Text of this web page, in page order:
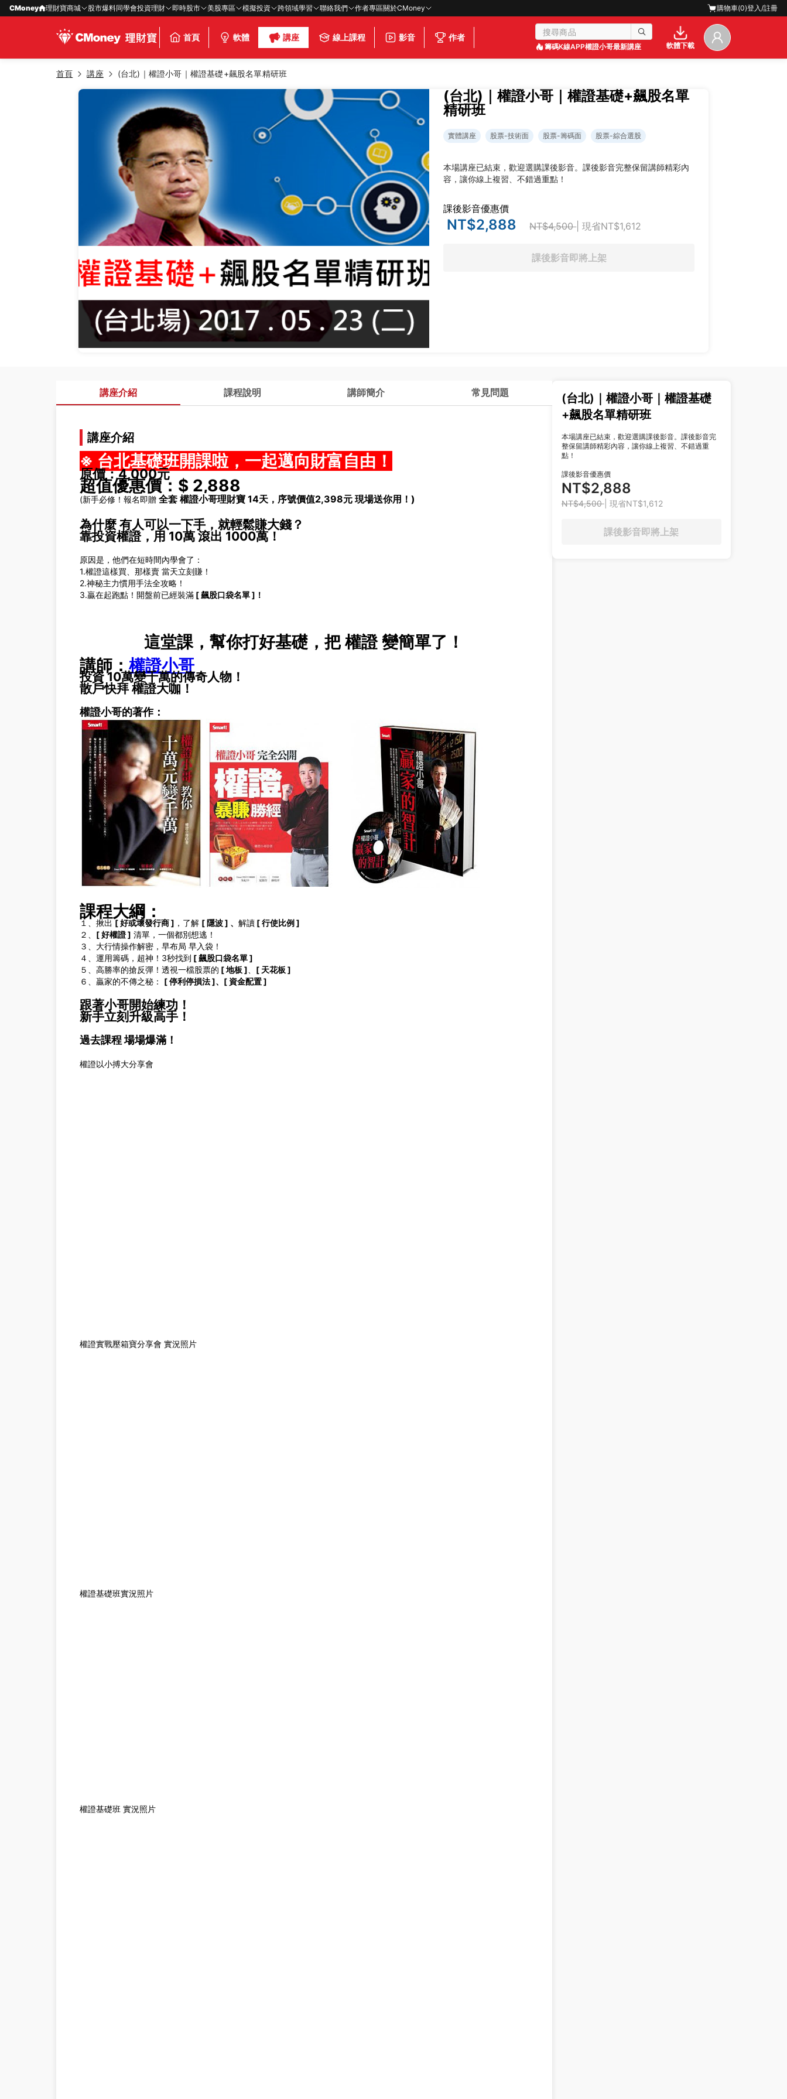
CMoney 理財寶商城 股市爆料同學會投資理財 即時股市 美股專區 模擬投資 跨領域學習 聯絡我們 作者專區關於CMoney 購物車(0)登入/註冊
首頁 軟體 講座 線上課程 影音 作者
籌碼K線APP權證小哥最新講座 軟體下載
首頁 講座 (台北)｜權證小哥｜權證基礎+飆股名單精研班
(台北)｜權證小哥｜權證基礎+飆股名單
精研班
實體講座 股票-技術面 股票-籌碼面 股票-綜合選股
本場講座已結束，歡迎選購課後影音。課後影音完整保留講師精彩內
容，讓你線上複習、不錯過重點！
課後影音優惠價
NT$2,888 NT$4,500| 現省NT$1,612
課後影音即將上架
講座介紹 課程說明 講師簡介 常見問題
講座介紹
※ 台北基礎班開課啦，一起邁向財富自由！
原價：4,000元
超值優惠價：$ 2,888
(新手必修！報名即贈 全套 權證小哥理財寶 14天，序號價值2,398元 現場送你用！)
為什麼 有人可以一下手，就輕鬆賺大錢？
靠投資權證，用 10萬 滾出 1000萬！
原因是，他們在短時間內學會了：
1.權證這樣買、那樣賣 當天立刻賺！
2.神秘主力慣用手法全攻略！
3.贏在起跑點！開盤前已經裝滿 [ 飆股口袋名單 ]！
這堂課，幫你打好基礎，把 權證 變簡單了！
講師：權證小哥
投資 10萬變千萬的傳奇人物！
散戶快拜 權證大咖！
權證小哥的著作：
課程大綱：
１、揪出[ 好或壞發行商 ] ，了解 [ 隱波 ] 、 解讀 [ 行使比例 ]
２、 [ 好權證 ] 清單，一個都別想逃！
３、大行情操作解密，早布局 早入袋！
４、運用籌碼，超神！3秒找到 [ 飆股口袋名單 ]
５、高勝率的搶反彈！透視一檔股票的 [ 地板 ]
[ 天花板 ]
６、贏家的不傳之秘： [ 停利停損法 ]、 [ 資金配置 ]
跟著小哥開始練功！
新手立刻升級高手！
過去課程 場場爆滿！
權證以小搏大分享會
權證實戰壓箱寶分享會 實況照片
權證基礎班實況照片
權證基礎班 實況照片
(台北)｜權證小哥｜權證基礎
+飆股名單精研班
本場講座已結束，歡迎選購課後影音。課後影音完
整保留講師精彩內容，讓你線上複習、不錯過重
點！
課後影音優惠價
NT$2,888
NT$4,500| 現省NT$1,612
課後影音即將上架